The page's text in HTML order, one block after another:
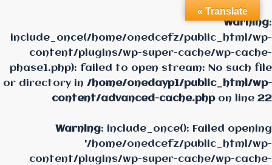
Warning:
include_once(/home/onedcefz/public_html/wp-
content/plugins/wp-super-cache/wp-cache-
phase1.php): failed to open stream: No such file
or directory in /home/onedayp1/public_html/wp-
content/advanced-cache.phpon line 22
Warning: include_once(): Failed opening
'/home/onedcefz/public_html/wp-
content/plugins/wp-super-cache/wp-cache-
Translate »